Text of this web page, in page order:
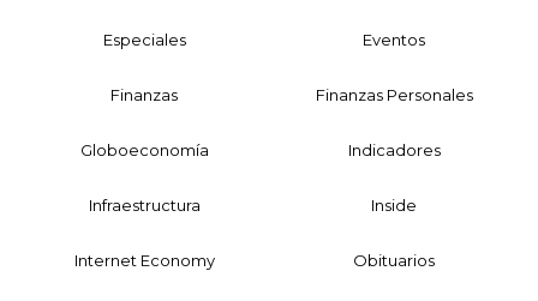
Especiales Eventos
Finanzas Finanzas Personales
Globoeconomía Indicadores
Infraestructura Inside
Internet Economy Obituarios